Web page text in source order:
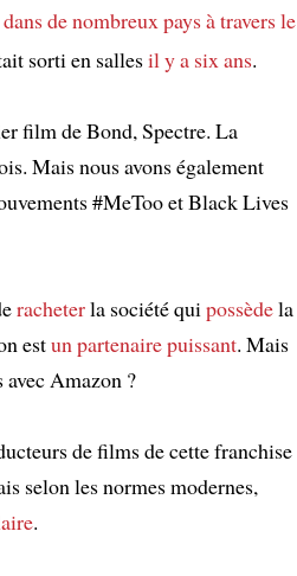
dans de nombreux paysà travers le
sorti en sallesil y a six ans.
film de Bond, Spectre. La
Mais nous avons également
#MeToo et Black Lives
racheterla société qui possèdela
estun partenaire puissant. Mais
Amazon ?
de films de cette franchise
selon les normes modernes,
.